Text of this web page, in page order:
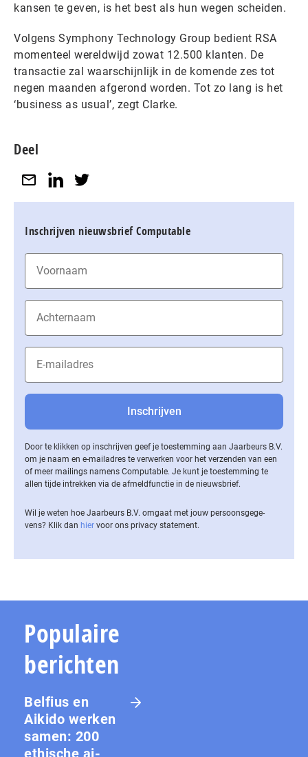
kansen te geven, is het best als hun wegen scheiden.
Volgens Symphony Technology Group bedient RSA
momenteel wereldwijd zowat 12.500 klanten. De
transactie zal waarschijnlijk in de komende zes tot
negen maanden afgerond worden. Tot zo lang is het
‘business as usual’, zegt Clarke.
Deel
Inschrijven nieuwsbrief Computable
Door te klikken op inschrijven geef je toestemming aan Jaarbeurs B.V.
om je naam en e-mailadres te verwerken voor het verzenden van een
of meer mailings namens Computable. Je kunt je toestemming te
allen tijde intrekken via de af­meld­func­tie in de nieuwsbrief.
Wil je weten hoe Jaarbeurs B.V. omgaat met jouw per­soons­ge­ge­
vens? Klik dan hier voor ons privacy statement.
Populaire
berichten
Belfius en
Aikido werken
samen: 200